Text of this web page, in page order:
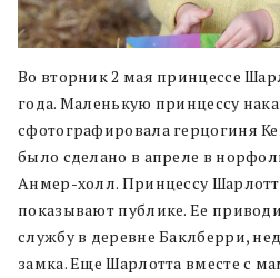
Во вторник 2 мая принцессе
года. Маленькую принцессу
сфотографировала герцогиня
было сделано в апреле в
Анмер-холл. Принцессу
показывают публике. Ее
службу в деревне Баклберри,
замка. Еще Шарлотта вместе с